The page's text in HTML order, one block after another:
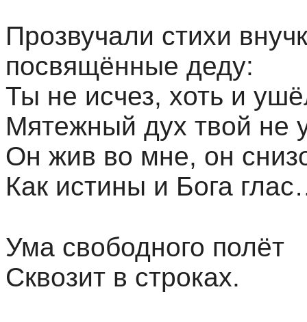
Прозвучали стихи
посвящённые деду:
Ты не исчез, хоть и
Мятежный дух твой не
Он жив во мне, он
Как истины и Бога
Ума свободного полёт
Сквозит в строках.